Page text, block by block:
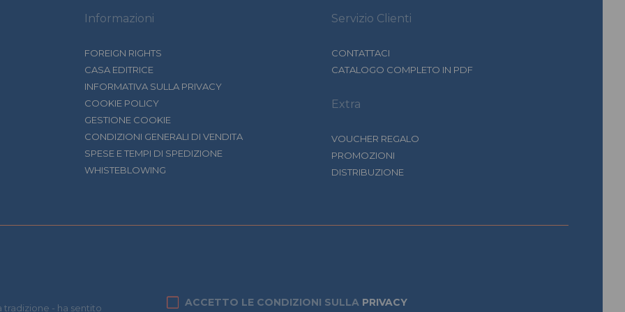
Informazioni
FOREIGN RIGHTS
CASA EDITRICE
INFORMATIVA SULLA PRIVACY
COOKIE POLICY
GESTIONE COOKIE
CONDIZIONI GENERALI DI VENDITA
SPESE E TEMPI DI SPEDIZIONE
WHISTEBLOWING
Servizio Clienti
CONTATTACI
CATALOGO COMPLETO IN PDF
Extra
VOUCHER REGALO
PROMOZIONI
DISTRIBUZIONE
- ha sentito ACCETTO LE CONDIZIONI SULLA PRIVACY